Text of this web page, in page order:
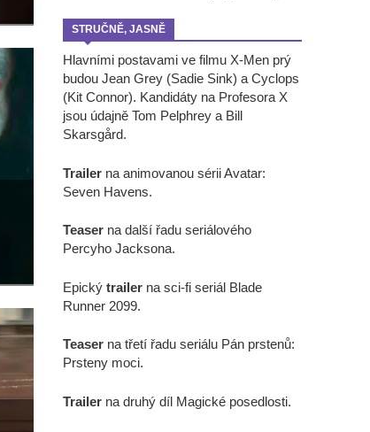
STRUČNĚ, JASNĚ
Hlavními postavami ve filmu X-Men prý
budou Jean Grey (Sadie Sink) a Cyclops
(Kit Connor). Kandidáty na Profesora X
jsou údajně Tom Pelphrey a Bill
Skarsgård.
Trailer na animovanou sérii Avatar:
Seven Havens.
Teaser na další řadu seriálového
Percyho Jacksona.
Epický trailer na sci-fi seriál Blade
Runner 2099.
Teaser na třetí řadu seriálu Pán prstenů:
Prsteny moci.
Trailer na druhý díl Magické posedlosti.